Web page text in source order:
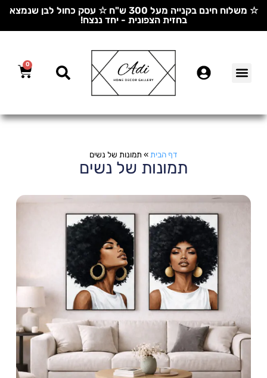
☆ משלוח חינם בקנייה מעל 300 ש"ח ☆ עסק כחול לבן שנמצא
בחזית הצפונית - יחד ננצח!
0
דף הבית» תמונות של נשים
תמונות של נשים